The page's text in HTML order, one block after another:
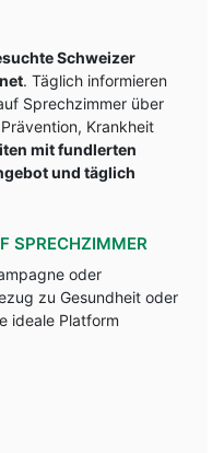
Schweizer
. Täglich informieren
Sprechzimmer über
Krankheit
mit fundlerten
und täglich
SPRECHZIMMER
oder
zu Gesundheit oder
ideale Platform